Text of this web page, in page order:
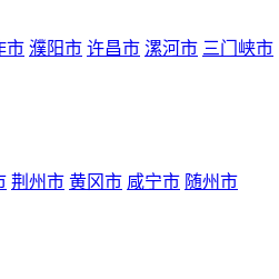
市 濮阳市 许昌市 漯河市 三门峡市
荆州市 黄冈市 咸宁市 随州市